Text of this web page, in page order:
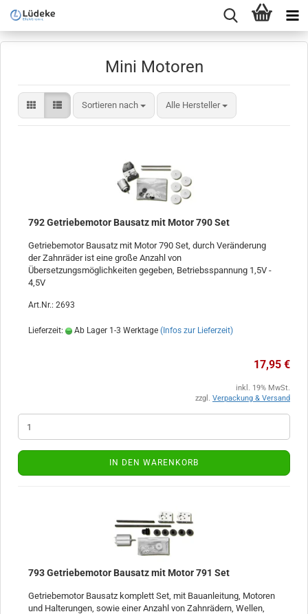
Mini Motoren
Sortieren nach
Sortieren nach Alle Hersteller
792 Getriebemotor Bausatz mit Motor 790 Set
Getriebemotor Bausatz mit Motor 790 Set, durch Veränderung
der Zahnräder ist eine große Anzahl von
Übersetzungsmöglichkeiten gegeben, Betriebsspannung 1,5V -
4,5V
Art.Nr.: 2693
Lieferzeit: Ab Lager 1-3 Werktage (Infos zur Lieferzeit)
17,95 €
inkl. 19% MwSt.
zzgl. Verpackung & Versand
IN DEN WARENKORB
793 Getriebemotor Bausatz mit Motor 791 Set
Getriebemotor Bausatz komplett Set, mit Bauanleitung, Motoren
und Halterungen, sowie einer Anzahl von Zahnrädern, Wellen,